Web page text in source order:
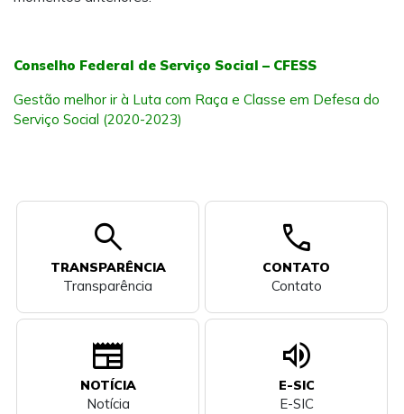
Conselho Federal de Serviço Social – CFESS
Gestão melhor ir à Luta com Raça e Classe em Defesa do
Serviço Social (2020-2023)
search
TRANSPARÊNCIA
Transparência
call
CONTATO
Contato
newspaper
NOTÍCIA
Notícia
volume_up
E-SIC
E-SIC